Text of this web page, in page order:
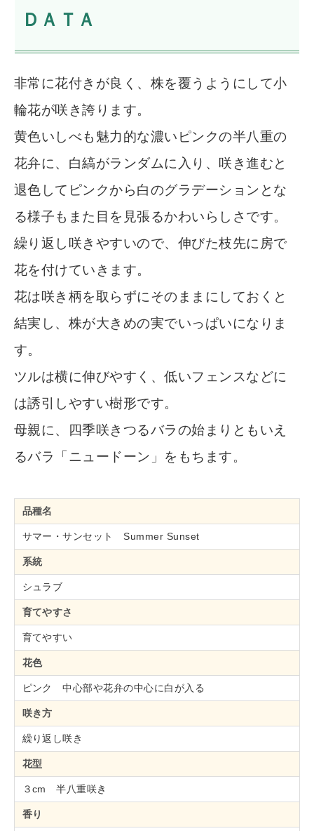
ＤＡＴＡ
非常に花付きが良く、株を覆うようにして小
輪花が咲き誇ります。
黄色いしべも魅力的な濃いピンクの半八重の
花弁に、白縞がランダムに入り、咲き進むと
退色してピンクから白のグラデーションとな
る様子もまた目を見張るかわいらしさです。
繰り返し咲きやすいので、伸びた枝先に房で
花を付けていきます。
花は咲き柄を取らずにそのままにしておくと
結実し、株が大きめの実でいっぱいになりま
す。
ツルは横に伸びやすく、低いフェンスなどに
は誘引しやすい樹形です。
母親に、四季咲きつるバラの始まりともいえ
るバラ「ニュードーン」をもちます。
品種名
サマー・サンセット Summer Sunset
系統
シュラブ
育てやすさ
育てやすい
花色
ピンク 中心部や花弁の中心に白が入る
咲き方
繰り返し咲き
花型
３cm 半八重咲き
香り